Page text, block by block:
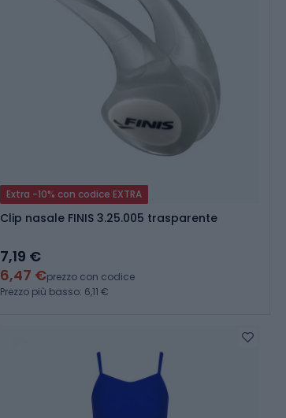
Extra -10% con codice EXTRA
Clip nasale FINIS 3.25.005 trasparente
7,19 €
6,47 €prezzo con codice
Prezzo più basso: 6,11 €